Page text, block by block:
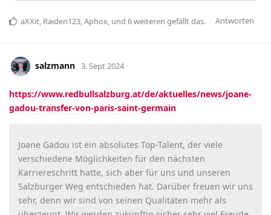
Antworten
aXXit, Raiden123,Aphox, und 6weiteren gefällt das.
salzmann 3. Sept 2024
https://www.redbullsalzburg.at/de/aktuelles/news/joane-
gadou-transfer-von-paris-saint-germain
Joane Gadou ist ein absolutes Top-Talent, der viele
verschiedene Möglichkeiten für den nächsten
Karriereschritt hatte, sich aber für uns und unseren
Salzburger Weg entschieden hat. Darüber freuen wir uns
sehr, denn wir sind von seinen Qualitäten mehr als